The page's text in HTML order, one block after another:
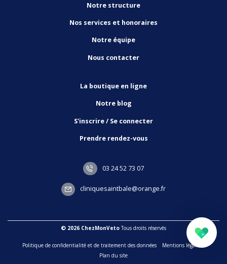
Notre structure
Nos services et honoraires
Notre équipe
Nous contacter
La boutique en ligne
Notre blog
S'inscrire / Se connecter
Prendre rendez-vous
03 24 52 73 07
cliniquesaintbale@orange.fr
© 2026 ChezMonVetoTous droits réservés
Politique de confidentialité et de traitement des données
Mentions légales
Plan du site